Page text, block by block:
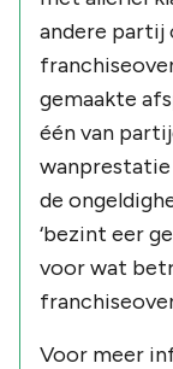
andere partij
gemaakte
één van
wanprestatie
de
‘bezint eer
voor wat
Voor meer